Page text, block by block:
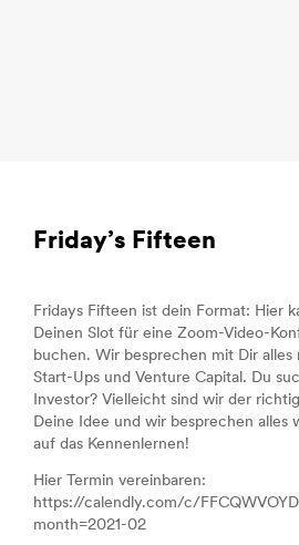
Friday’s Fifteen
Fridays Fifteen ist dein Format: Hier
Deinen Slot für eine Zoom-Video-
buchen. Wir besprechen mit Dir alles
Start-Ups und Venture Capital. Du
Investor? Vielleicht sind wir der
Deine Idee und wir besprechen
auf das Kennenlernen!
Hier Termin vereinbaren:
https://calendly.com/c/
month=2021-02